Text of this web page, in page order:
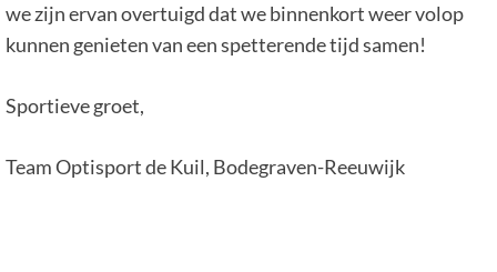
we zijn ervan overtuigd dat we binnenkort weer volop
kunnen genieten van een spetterende tijd samen!
Sportieve groet,
Team Optisport de Kuil, Bodegraven-Reeuwijk